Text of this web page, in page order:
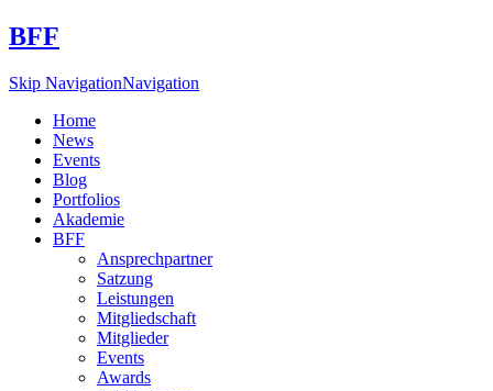
BFF
Skip NavigationNavigation
Home
News
Events
Blog
Portfolios
Akademie
BFF
Ansprechpartner
Satzung
Leistungen
Mitgliedschaft
Mitglieder
Events
Awards